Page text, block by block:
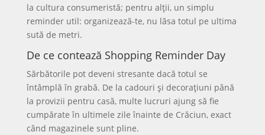
la cultura consumeristă; pentru alții, un simplu
reminder util: organizează-te, nu lăsa totul pe ultima
sută de metri.
De ce contează Shopping Reminder Day
Sărbătorile pot deveni stresante dacă totul se
întâmplă în grabă. De la cadouri și decorațiuni până
la provizii pentru casă, multe lucruri ajung să fie
cumpărate în ultimele zile înainte de Crăciun, exact
când magazinele sunt pline.